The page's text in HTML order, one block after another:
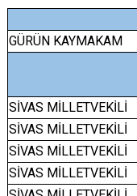
Gürün
GÜRÜN KAYMAKAM
SİVAS MİLLETVEKİLİ
SİVAS MİLLETVEKİLİ
SİVAS MİLLETVEKİLİ
SİVAS MİLLETVEKİLİ